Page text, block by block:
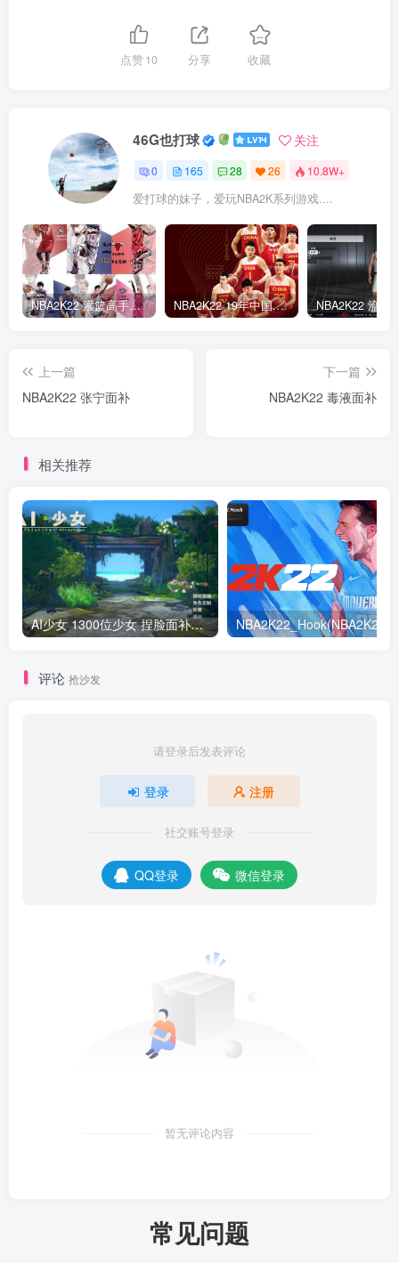
点赞10 分享 收藏
46G也打球 关注
0 165 28 26 10.8W+
爱打球的妹子，爱玩NBA2K系列游戏....
NBA2K22 灌篮高手面补合集 NBA2K22 19年中国队面补合集 NBA2K22 流川
上一篇
NBA2K22 张宁面补
下一篇
NBA2K22 毒液面补
相关推荐
AI少女 1300位少女 捏脸面补数据整合包 总有一位是你想要的
评论 抢沙发
请登录后发表评论
登录 注册
社交账号登录
QQ登录 微信登录
暂无评论内容
常见问题